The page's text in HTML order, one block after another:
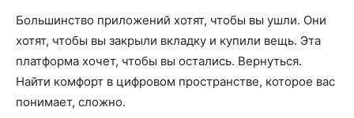
Большинство приложений хотят, чтобы вы ушли. Они
хотят, чтобы вы закрыли вкладку и купили вещь. Эта
платформа хочет, чтобы вы остались. Вернуться.
Найти комфорт в цифровом пространстве, которое вас
понимает, сложно.